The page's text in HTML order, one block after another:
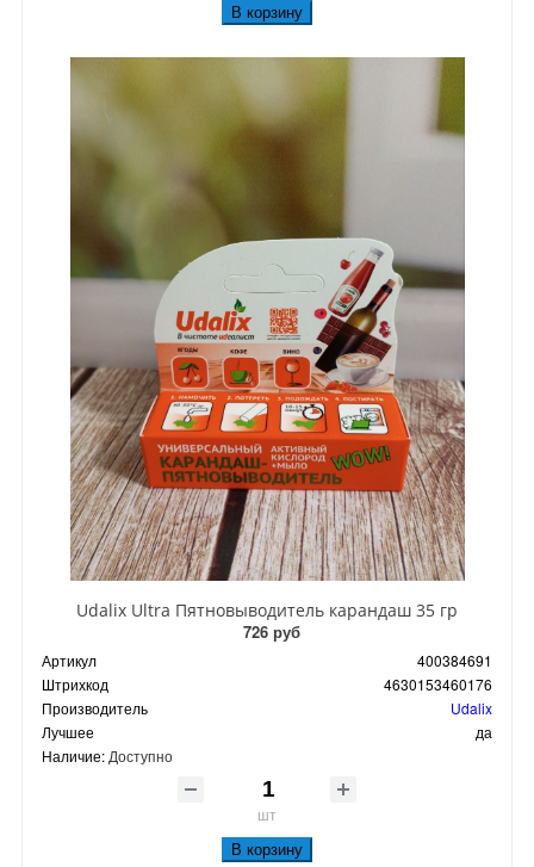
В корзину
Udalix Ultra Пятновыводитель карандаш 35 гр
726 руб
Артикул
400384691
Штрихкод
4630153460176
Производитель
Udalix
Лучшее
да
Наличие: Доступно
шт
В корзину